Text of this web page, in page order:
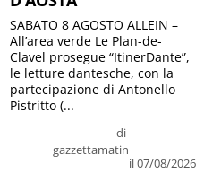
di
gazzettamatin
il 07/08/2026
SABATO 8 AGOSTO ALLEIN –
All’area verde Le Plan-de-
Clavel prosegue “ItinerDante”,
le letture dantesche, con la
partecipazione di Antonello
Pistritto (...